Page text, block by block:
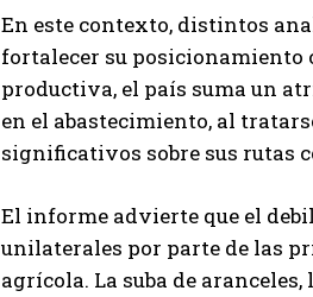
En este contexto, distintos
fortalecer su posicionamiento
productiva, el país suma un
en el abastecimiento, al
significativos sobre sus rutas
El informe advierte que el
unilaterales por parte de las
agrícola. La suba de